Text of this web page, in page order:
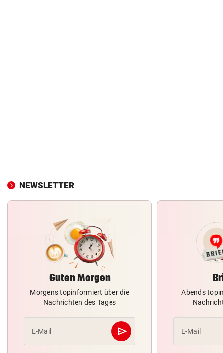
NEWSLETTER
Guten Morgen
Morgens topinformiert über die
Nachrichten des Tages
E-Mail send
Abschicken
Abends
E-Mail